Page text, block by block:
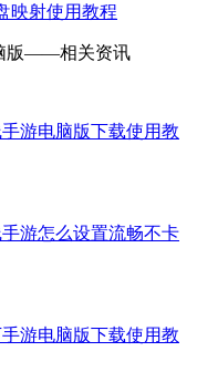
映射使用教程
版——相关资讯
游电脑版下载使用教
游怎么设置流畅不卡
游电脑版下载使用教